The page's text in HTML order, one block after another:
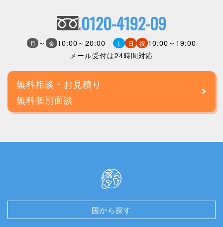
0120-4192-09
月 ～ 金 10:00～20:00 土 日 祝 10:00～19:00
メール受付は24時間対応
無料相談・お見積り
無料個別面談
国から探す